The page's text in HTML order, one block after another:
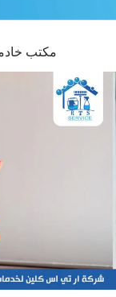
مكتب